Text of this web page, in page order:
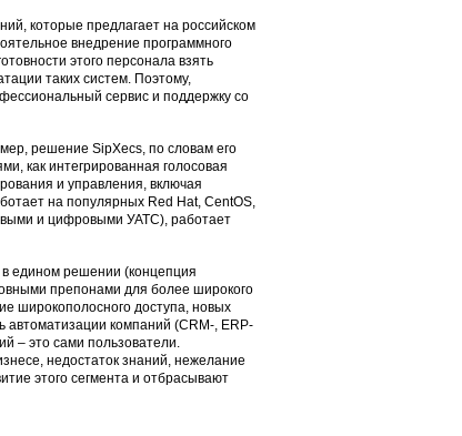
которые предлагает на российском
внедрение программного
этого персонала взять
таких систем. Поэтому,
сервис и поддержку со
решение SipXecs, по словам его
как интегрированная голосовая
и управления, включая
на популярных Red Hat, CentOS,
и цифровыми УАТС), работает
едином решении (концепция
препонами для более широкого
широкополосного доступа, новых
автоматизации компаний (CRM-, ERP-
– это сами пользователи.
недостаток знаний, нежелание
этого сегмента и отбрасывают